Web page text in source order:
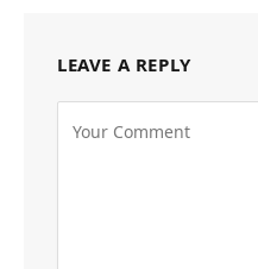
LEAVE A REPLY